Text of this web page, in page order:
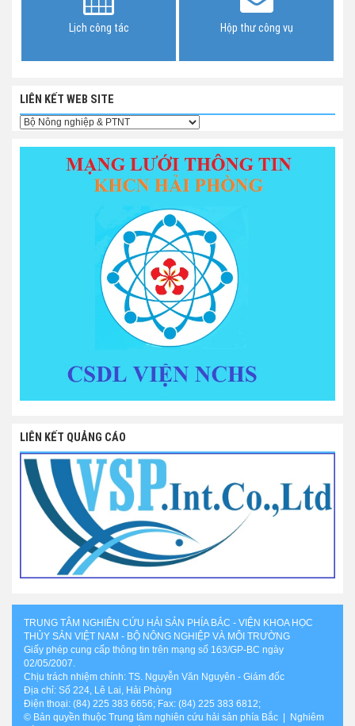
Lịch công tác Hộp thư công vụ
LIÊN KẾT WEB SITE
LIÊN KẾT QUẢNG CÁO
TRUNG TÂM NGHIÊN CỨU HẢI SẢN PHÍA BẮC - VIỆN KHOA HỌC
THỦY SẢN VIỆT NAM - BỘ NÔNG NGHIỆP VÀ MÔI TRƯỜNG
Giấy phép cung cấp thông tin trên mạng số 163/GP-BC ngày
02/05/2007.
Chịu trách nhiệm chính: TS. Nguyễn Văn Nguyên - Giám đốc
Địa chỉ: Số 224, Lê Lai, Hải Phòng
Điện thoại: (84) 225 383 6656; Fax: (84) 225 383 6812;
© Bản quyền thuộc Trung tâm nghiên cứu hải sản phía Bắc | Nghiêm